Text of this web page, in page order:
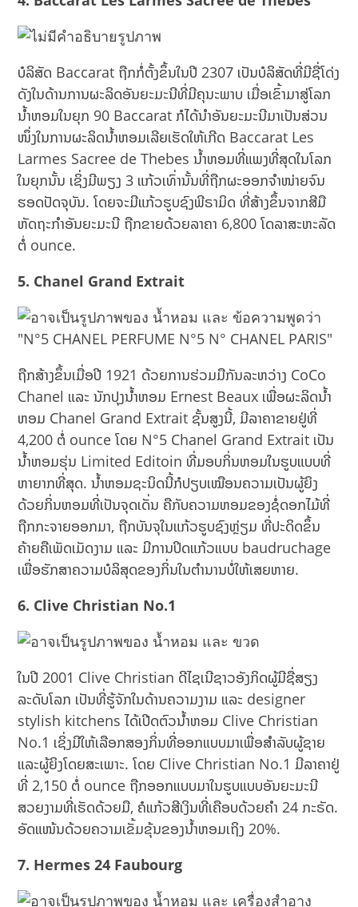
ບໍລິສັດ Baccarat ຖືກກໍ່ຕັ້ງຂຶ້ນໃນປີ 2307 ເປັນບໍລິສັດທີ່ມີຊື່ໂດ່ງ
ດັງໃນດ້ານການຜະລິດອັນຍະມະນີທີ່ມີຄຸນະພາບ ເມື່ອເຂົ້າມາສູ່ໂລກ
ນ້ຳຫອມໃນຍຸກ 90 Baccarat ກໍໄດ້ນໍາອັນຍະມະນີມາເປັນສ່ວນ
ໜຶ່ງໃນການຜະລິດນ້ຳຫອມເລີຍເຮັດໃຫ້ເກີດ Baccarat Les
Larmes Sacree de Thebes ນໍ້າຫອມທີ່ແພງທີ່ສຸດໃນໂລກ
ໃນຍຸກນັ້ນ ເຊິ່ງມີພຽງ 3 ແກ້ວເທົ່ານັ້ນທີ່ຖືກຜະອອກຈຳໜ່າຍຈົນ
ຮອດປັດຈຸບັນ. ໂດຍຈະມີແກ້ວຮູບຊົງພີຣາມິດ ທີ່ສ້າງຂຶ້ນຈາກສີມື
ຫັດຖະກຳອັນຍະມະນີ ຖືກຂາຍດ້ວຍລາຄາ 6,800 ໂດລາສະຫະລັດ
ຕໍ່ ounce.
5. Chanel Grand Extrait
ຖືກສ້າງຂຶ້ນເມື່ອປີ 1921 ດ້ວຍການຮ່ວມມືກັນລະຫວ່າງ CoCo
Chanel ແລະ ນັກປຸງນ້ຳຫອມ Ernest Beaux ເພື່ອຜະລິດນ້ຳ
ຫອມ Chanel Grand Extrait ຊັ້ນສູງນີ້, ມີລາຄາຂາຍຢູ່ທີ່
4,200 ຕໍ່ ounce ໂດຍ N°5 Chanel Grand Extrait ເປັນ
ນໍ້າຫອມຮຸ່ນ Limited Editoin ທີ່ມອບກິ່ນຫອມໃນຮູບແບບທີ່
ຫາຍາກທີ່ສຸດ. ນ້ຳຫອມຊະນິດນີ້ກໍປຽບເໝືອນຄວາມເປັນຜູ້ຍິງ
ດ້ວຍກິ່ນຫອມທີ່ເປັນຈຸດເດັ່ນ ຄືກັບຄວາມຫອມຂອງຊໍ່ດອກໄມ້ທີ່
ຖືກກະຈາຍອອກມາ, ຖືກບັນຈຸໃນແກ້ວຮູບຊົງຫຼ່ຽມ ທີ່ປະດິດຂຶ້ນ
ຄ້າຍຄືເພັດເມັດງາມ ແລະ ມີການປິດແກ້ວແບບ baudruchage
ເພື່ອຮັກສາຄວາມບໍລິສຸດຂອງກິ່ນໃນຕຳນານບໍ່ໃຫ້ເສຍຫາຍ.
6. Clive Christian No.1
ໃນປີ 2001 Clive Christian ດີໄຊເນີຊາວອັງກິດຜູ້ມີຊື່ສຽງ
ລະດັບໂລກ ເປັນທີ່ຮູ້ຈັກໃນດ້ານຄວາມງາມ ແລະ designer
stylish kitchens ໄດ້ເປີດຕົວນໍ້າຫອມ Clive Christian
No.1 ເຊິ່ງມີໃຫ້ເລືອກສອງກິ່ນທີ່ອອກແບບມາເພື່ອສຳລັບຜູ້ຊາຍ
ແລະຜູ້ຍິງໂດຍສະເພາະ. ໂດຍ Clive Christian No.1 ມີລາຄາຢູ່
ທີ່ 2,150 ຕໍ່ ounce ຖືກອອກແບບມາໃນຮູບແບບອັນຍະມະນີ
ສວຍງາມທີ່ເຮັດດ້ວຍມື, ຄໍແກ້ວສີເງິນທີ່ເຄືອບດ້ວຍຄຳ 24 ກະຣັດ.
ອັດແໜ້ນດ້ວຍຄວາມເຂັ້ມຂຸ້ນຂອງນ້ຳຫອມເຖິງ 20%.
7. Hermes 24 Faubourg